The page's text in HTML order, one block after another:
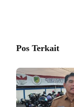
Pos Terkait